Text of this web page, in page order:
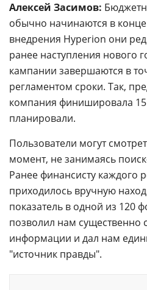
Алексей Засимов:
обычно начинаются в
внедрения Hyperion они
ранее наступления нового
кампании завершаются в
регламентом сроки. Так,
компания финишировала
планировали.
Пользователи могут
момент, не занимаясь
Ранее финансисту каждого
приходилось вручную
показатель в одной из 120
позволил нам существенно
информации и дал нам
"источник правды".